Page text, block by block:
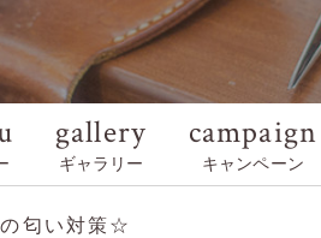
gallery
ギャラリー
campaign
キャンペーン
匂い対策☆